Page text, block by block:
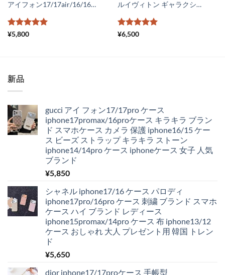
アイフォン17/17air/16/16pro ケース ヴィトン iphone15/15pro スマホケース 手帳 モノグラムアンプライト iphone14/14pro カバー ヴィトン フォリオ iphone13 iphone12promax ケース レディース メンズ
5段階中
¥5,800
ルイヴィトン ギャラクシーシリーズ ブランド アンドロイドワン ケース かわいい スマホケース エクスペリア aquos 携帯カバー 6.7インチ以下全機種対応
5段階中
¥6,500
新品
gucci アイ フォン17/17pro ケース
iphone17promax/16proケース キラキラ ブラン
ド スマホケース カメラ 保護 iphone16/15 ケー
ス ビーズ ストラップ キラキラ ストーン
iphone14/14pro ケース iphoneケース 女子 人気
ブランド
¥5,850
シャネル iphone17/16 ケース パロディ
iphone17pro/16pro ケース 刺繍 ブランド スマホ
ケース ハイ ブランド レディース
iphone15promax/14pro ケース 布 iphone13/12
ケース おしゃれ 大人 プレゼント用 韓国 トレン
ド
¥5,650
dior iphone17/17proケース 手帳型